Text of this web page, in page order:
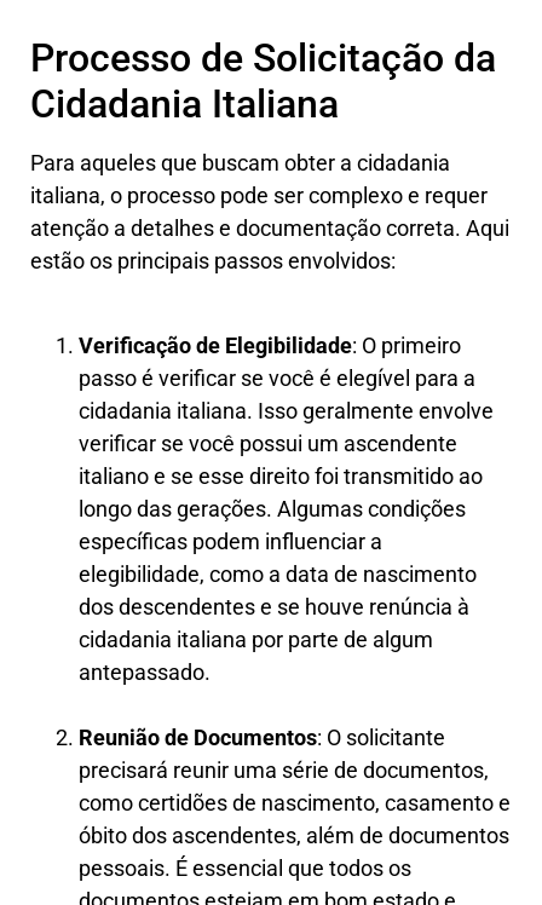
Processo de Solicitação da
Cidadania Italiana
Para aqueles que buscam obter a cidadania
italiana, o processo pode ser complexo e requer
atenção a detalhes e documentação correta. Aqui
estão os principais passos envolvidos:
Verificação de Elegibilidade: O primeiro
passo é verificar se você é elegível para a
cidadania italiana. Isso geralmente envolve
verificar se você possui um ascendente
italiano e se esse direito foi transmitido ao
longo das gerações. Algumas condições
específicas podem influenciar a
elegibilidade, como a data de nascimento
dos descendentes e se houve renúncia à
cidadania italiana por parte de algum
antepassado.
Reunião de Documentos: O solicitante
precisará reunir uma série de documentos,
como certidões de nascimento, casamento e
óbito dos ascendentes, além de documentos
pessoais. É essencial que todos os